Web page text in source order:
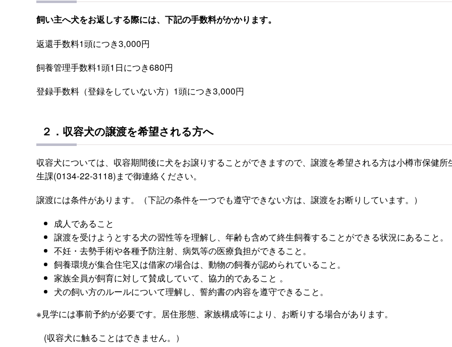
飼い主へ犬をお返しする際には、下記の手数料がかかります。
返還手数料1頭につき3,000円
飼養管理手数料1頭1日につき680円
登録手数料（登録をしていない方）1頭につき3,000円
２．収容犬の譲渡を希望される方へ
収容犬については、収容期間後に犬をお譲りすることができますので、譲渡を希望される方は小樽市保健所
生課(0134-22-3118)まで御連絡ください。
譲渡には条件があります。（下記の条件を一つでも遵守できない方は、譲渡をお断りしています。）
成人であること
譲渡を受けようとする犬の習性等を理解し、年齢も含めて終生飼養することができる状況にあること。
不妊・去勢手術や各種予防注射、病気等の医療負担ができること。
飼養環境が集合住宅又は借家の場合は、動物の飼養が認められていること。
家族全員が飼育に対して賛成していて、協力的であること 。
犬の飼い方のルールについて理解し、誓約書の内容を遵守できること。
※見学には事前予約が必要です。居住形態、家族構成等により、お断りする場合があります。
(収容犬に触ることはできません。）